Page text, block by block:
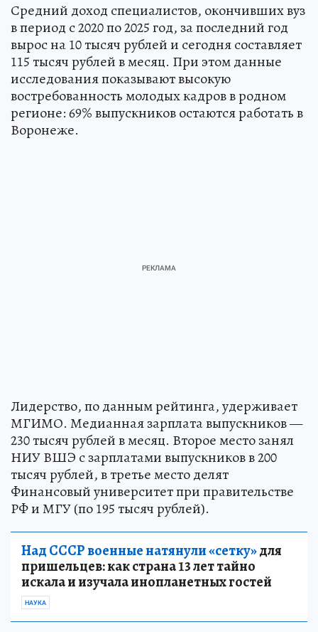
Средний доход специалистов, окончивших вуз
в период с 2020 по 2025 год, за последний год
вырос на 10 тысяч рублей и сегодня составляет
115 тысяч рублей в месяц. При этом данные
исследования показывают высокую
востребованность молодых кадров в родном
регионе: 69% выпускников остаются работать в
Воронеже.
Лидерство, по данным рейтинга, удерживает
МГИМО. Медианная зарплата выпускников —
230 тысяч рублей в месяц. Второе место занял
НИУ ВШЭ с зарплатами выпускников в 200
тысяч рублей, в третье место делят
Финансовый университет при правительстве
РФ и МГУ (по 195 тысяч рублей).
Над СССР военные натянули «сетку»для
пришельцев: как страна 13 лет тайно
искала и изучала инопланетных гостей
НАУКА